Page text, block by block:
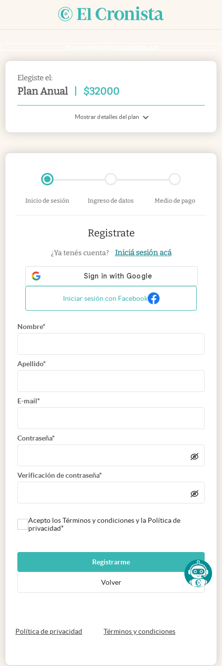
Elegiste el:
Plan Anual $32000
Mostrar detalles del plan
Inicio de sesión Ingreso de datos Medio de pago
Registrate
¿Ya tenés cuenta? Iniciá sesión acá
Iniciar sesión con Facebook
Nombre*
Apellido*
E-mail*
Contraseña*
Verificación de contraseña*
Acepto los Términos y condiciones y la Política de
privacidad*
Registrarme
Volver
Política de privacidad abre en nueva pestaña
Términos y condicionesabre en nueva